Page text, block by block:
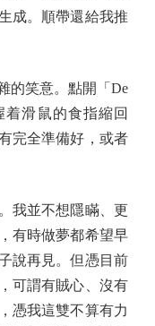
成。順帶還給我推
笑意。點開「De
着滑鼠的食指縮回
完全準備好，或者
並不想隱瞞、更
有時做夢都希望早
說再見。但憑目前
可謂有賊心、沒有
憑我這雙不算有力